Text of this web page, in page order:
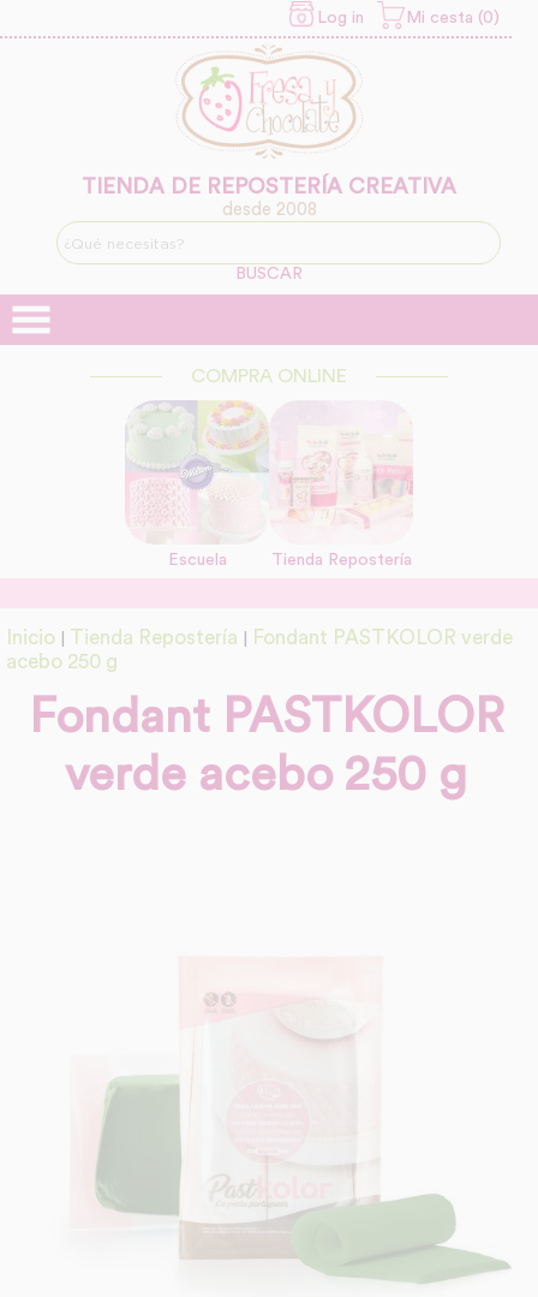
Log in Mi cesta (0)
TIENDA DE REPOSTERÍA CREATIVA
desde 2008
BUSCAR
COMPRA ONLINE
Escuela Tienda Repostería
Inicio Tienda Repostería
Fondant PASTKOLOR verde
acebo 250 g
Fondant PASTKOLOR
verde acebo 250 g
INFORMACION SOBRE LA
PROTECCIÓN DE TUS
Legitimación:
Destinatarios:
link